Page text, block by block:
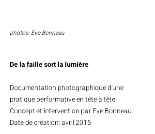
photos: Eve Bonneau
De la faille sort la lumière
Documentation photographique d'une
pratique performative en tête à tête.
Concept et intervention par Eve Bonneau.
Date de création: avril 2015